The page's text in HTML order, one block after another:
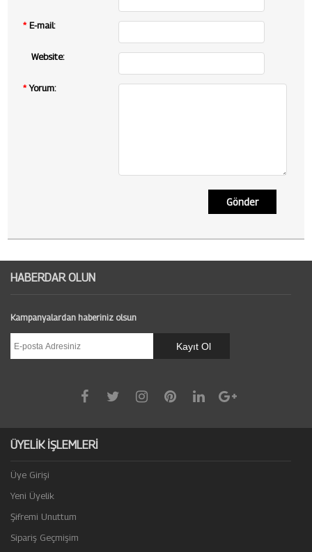
* E-mail:
Website:
* Yorum:
Gönder
HABERDAR OLUN
Kampanyalardan haberiniz olsun
ÜYELİK İŞLEMLERİ
Üye Girişi
Yeni Üyelik
Şifremi Unuttum
Sipariş Geçmişim